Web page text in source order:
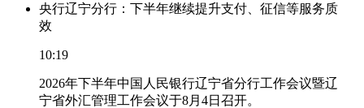
央行辽宁分行：下半年继续提升支付、征信等服务质
效
10:19
2026年下半年中国人民银行辽宁省分行工作会议暨辽
宁省外汇管理工作会议于8月4日召开。